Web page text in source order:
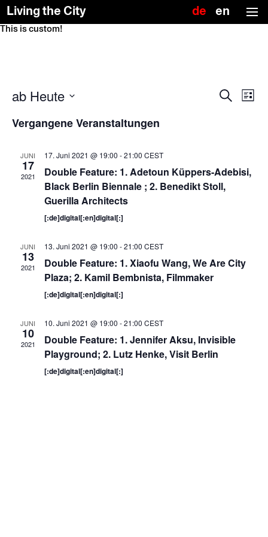
Skip
Living the City Deutsch
(US)
This is custom!
Suche
Suche
List
ab Heute
Vergangene Veranstaltungen
JUNI
17
2021
17. Juni 2021 @ 19:00 -21:00 CEST
Double Feature: 1. Adetoun Küppers-Adebisi,
Black Berlin Biennale ; 2. Benedikt Stoll,
Guerilla Architects
[:de]digital[:en]digital[:]
JUNI
13
2021
13. Juni 2021 @ 19:00 -21:00 CEST
Double Feature: 1. Xiaofu Wang, We Are City
Plaza; 2. Kamil Bembnista, Filmmaker
[:de]digital[:en]digital[:]
JUNI
10
2021
10. Juni 2021 @ 19:00 -21:00 CEST
Double Feature: 1. Jennifer Aksu, Invisible
Playground; 2. Lutz Henke, Visit Berlin
[:de]digital[:en]digital[:]
To